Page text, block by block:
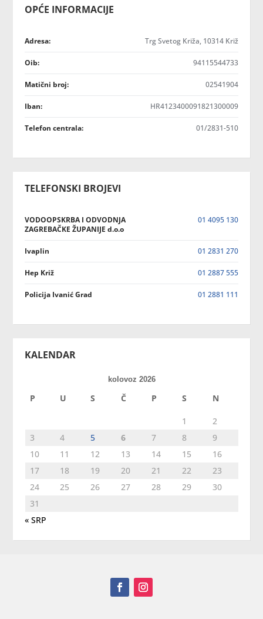
OPĆE INFORMACIJE
Adresa: Trg Svetog Križa, 10314 Križ
Oib: 94115544733
Matični broj: 02541904
Iban: HR4123400091821300009
Telefon centrala: 01/2831-510
TELEFONSKI BROJEVI
VODOOPSKRBA I ODVODNJA
ZAGREBAČKE ŽUPANIJE d.o.o
01 4095 130
Ivaplin 01 2831 270
Hep Križ 01 2887 555
Policija Ivanić Grad 01 2881 111
KALENDAR
kolovoz 2026
P U S Č P S N
1
2
3
4 5 6 7 8
9
10
11 12 13 14 15
16
17
18 19 20 21 22
23
24
25 26 27 28 29
30
31
« SRP